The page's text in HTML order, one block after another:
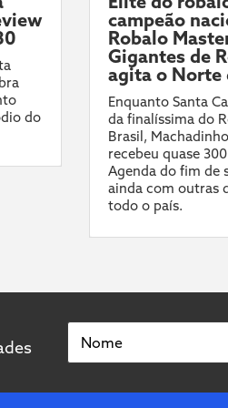
do
campeão
Robalo
Gigantes de
agita o Norte
Enquanto Santa
da finalíssima do
Brasil,
recebeu quase
Agenda do fim de
ainda com outras
todo o país.
Nome